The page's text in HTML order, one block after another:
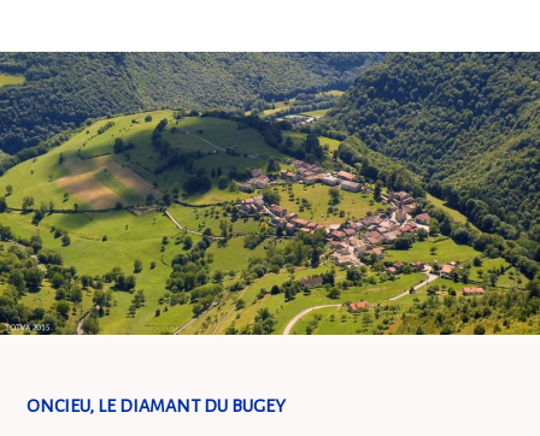
ONCIEU, LE DIAMANT DU BUGEY